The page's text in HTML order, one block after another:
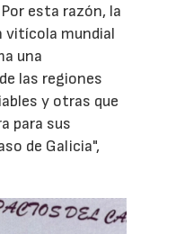
esta razón, la
vitícola mundial
una
las regiones
y otras que
para sus
de Galicia",